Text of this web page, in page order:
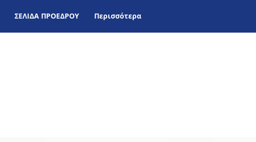
ΣΕΛΙΔΑ ΠΡΟΕΔΡΟΥ Περισσότερα